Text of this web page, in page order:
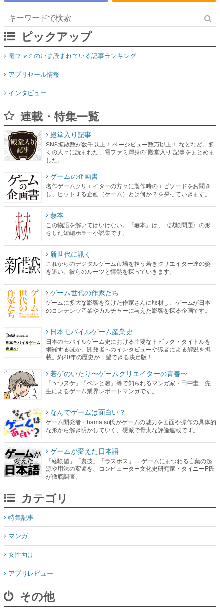
ピックアップ
電ファミのいま読まれている記事ランキング
アプリセール情報
インタビュー
連載・特集一覧
殿堂入り記事
SNS拡散数が数千以上！ ページビュー数万以上！ などなど。多
くの人々に読まれた、電ファミ渾身の“殿堂入り”記事をまとめま
した。
ゲームの企画書
名作ゲームクリエイターの方々に製作時のエピソードをお聞き
し、ヒットする企画（ゲーム）とは何か？を探っていきます。
赫本
この物語を解いてはいけない。『赫本』は、〈試験問題〉の形
をした短編ホラー小説集です。
新世代に訊く
これからのデジタルゲーム市場を担う若きクリエイター達の姿
を追い、彼らのルーツと情熱を探っていきます。
ゲーム世代の作家たち
ゲームに多大な影響を受けた作家さんに取材し、ゲームが日本
のコンテンツ産業やカルチャーに与えた影響を探る企画です。
日本モバイルゲーム産業史
日本のモバイルゲーム史における主要なトピック・タイトルを
網羅するほか、開発者へのインタビューや識者による解説を掲
載。約20年の歴史が一望できる決定版！
若ゲのいたり〜ゲームクリエイターの青春〜
『うつヌケ』『ペンと箸』等で知られるマンガ家・田中圭一先
生によるゲーム業界レポートマンガです。
なんでゲームは面白い？
ゲーム開発者・hamatsu氏がゲームの魅力を画面や操作の具体的
な形から解き明かしていく、硬派で骨太な評論連載です。
ゲームが変えた日本語
「経験値」「裏技」「ラスボス」… ゲームにまつわる言葉の起
源や用法の変遷を、コンピューター文化史研究家・タイニーP氏
が徹底調査。
カテゴリ
特集記事
マンガ
女性向け
アプリレビュー
その他